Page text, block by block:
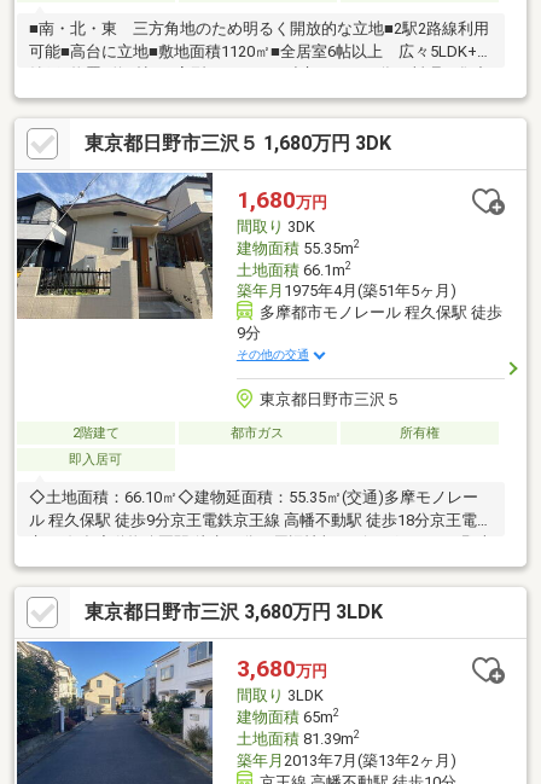
■南・北・東 三方角地のため明るく開放的な立地■2駅2路線利用
可能■高台に立地■敷地面積1120㎡■全居室6帖以上 広々5LDK+2
できます■浴室・洗面室・トイレは窓付きの為換気良好■駐車スペ
ース3台分(車種による)
東京都日野市三沢５ 1,680万円 3DK
1,680万円
間取り 3DK
建物面積55.35m2
土地面積66.1m2
築年月 1975年4月(築51年5ヶ月)
多摩都市モノレール 程久保駅 徒歩
9分
その他の交通
東京都日野市三沢５
2階建て 都市ガス
所有権
即入居可
◇土地面積：66.10㎡◇建物延面積：55.35㎡(交通)多摩モノレー
ル 程久保駅 徒歩9分京王電鉄京王線 高幡不動駅 徒歩18分京王電鉄
平店まで1060m 徒歩14分セブンイレブン京王多摩動物公園駅店ま
で1220m 徒歩16分都立七生公園まで1460m 徒歩19分食品の店お
おた高幡不動店まで1280ｍ徒歩16分京王ストア高幡店まで1386ｍ
徒歩18分サンドラック南平店まで1062ｍ徒歩14分マツモトキヨシ
高幡不動店1190ｍ徒歩15分お気軽にお問い合わせください♪
東京都日野市三沢 3,680万円 3LDK
3,680万円
間取り 3LDK
建物面積65m2
土地面積81.39m2
築年月 2013年7月(築13年2ヶ月)